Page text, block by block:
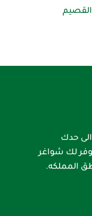
الى حدك
لك شواغر
المملكه.